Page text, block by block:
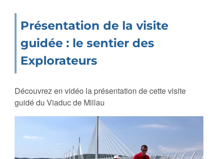
Présentation de la visite
guidée : le sentier des
Explorateurs
Découvrez en vidéo la présentation de cette visite
guidé du Viaduc de Millau